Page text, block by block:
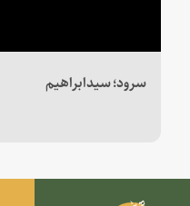
سرود؛ سیدابراهیم